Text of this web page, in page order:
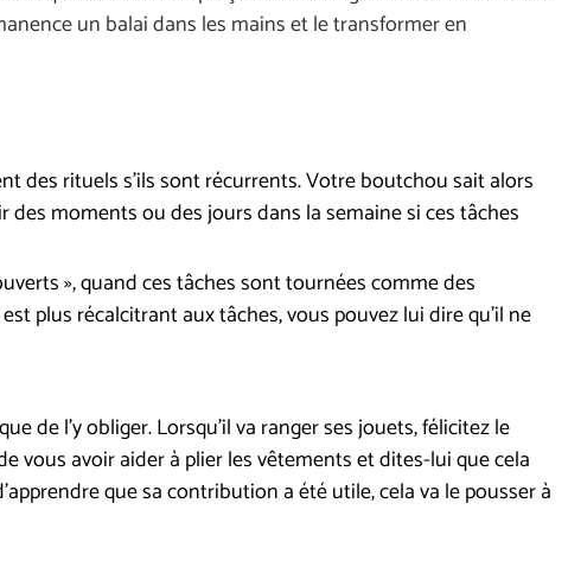
un balai dans les mains et le transformer en
des rituels s’ils sont récurrents. Votre boutchou sait alors
moments ou des jours dans la semaine si ces tâches
», quand ces tâches sont tournées comme des
plus récalcitrant aux tâches, vous pouvez lui dire qu’il ne
de l’y obliger. Lorsqu’il va ranger ses jouets, félicitez le
vous avoir aider à plier les vêtements et dites-lui que cela
que sa contribution a été utile, cela va le pousser à